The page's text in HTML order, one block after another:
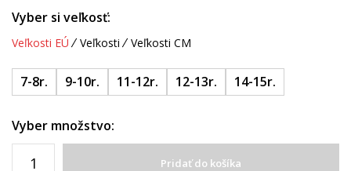
Vyber si veľkosť:
Veľkosti EÚ Veľkosti Veľkosti CM
7-8r. 9-10r. 11-12r. 12-13r. 14-15r.
Vyber množstvo:
Pridať do košíka